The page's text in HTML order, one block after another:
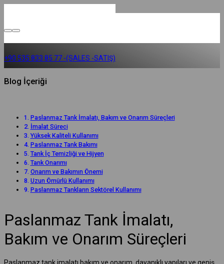
+90 535 833 85 77 -(SALES -SATIŞ)
Blog İçeriği
Paslanmaz Tank İmalatı, Bakım ve Onarım Süreçleri
İmalat Süreci
Yüksek Kaliteli Kullanımı
Paslanmaz Tank Bakımı
Tank İç Temizliği ve Hijyen
Tank Onarımı
Onarım ve Bakımın Önemi
Uzun Ömürlü Kullanımı
Paslanmaz Tankların Sektörel Kullanımı
Paslanmaz Tank İmalatı,
Bakım ve Onarım Süreçleri
Paslanmaz tank imalatı bakım ve onarım, dayanıklı yapıları ve geniş